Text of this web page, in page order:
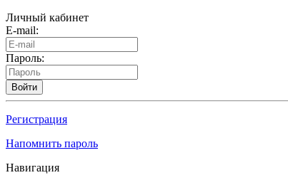
Личный кабинет
E-mail:
Пароль:
Войти
Регистрация
Напомнить пароль
Навигация